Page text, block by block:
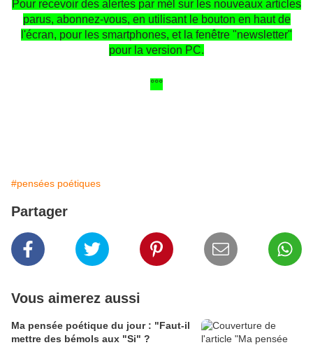
Pour recevoir des alertes par mél sur les nouveaux articles
parus, abonnez-vous, en utilisant le bouton en haut de
l'écran, pour les smartphones, et la fenêtre "newsletter"
pour la version PC.
°°°
#pensées poétiques
Partager
Vous aimerez aussi
Ma pensée poétique du jour : "Faut-il
mettre des bémols aux "Si" ?